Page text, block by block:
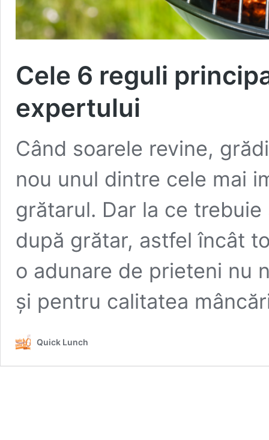
Cele 6 reguli
expertului
Când soarele revine,
nou unul dintre cele mai
grătarul. Dar la ce
după grătar, astfel încât
o adunare de prieteni nu
și pentru calitatea
Quick Lunch